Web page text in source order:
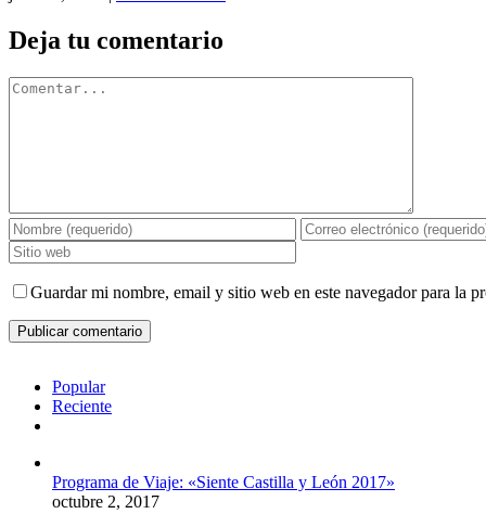
Deja tu comentario
Comentar
Guardar mi nombre, email y sitio web en este navegador para la
Popular
Reciente
Programa de Viaje: «Siente Castilla y León 2017»
octubre 2, 2017